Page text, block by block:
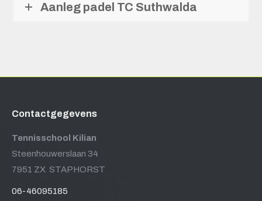
Aanleg padel TC Suthwalda
Contactgegevens
Tennisschool Kilian
Steenhouwerslaan 34
7951 ZX STAPHORST
06-46095185